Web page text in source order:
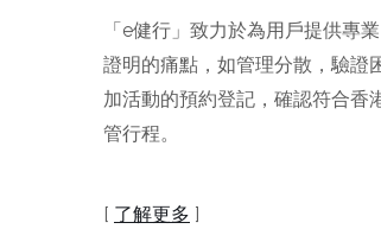
「e健行」致力於為用戶提供專
證明的痛點，如管理分散，驗證
加活動的預約登記，確認符合香
管行程。
[ 了解更多 ]